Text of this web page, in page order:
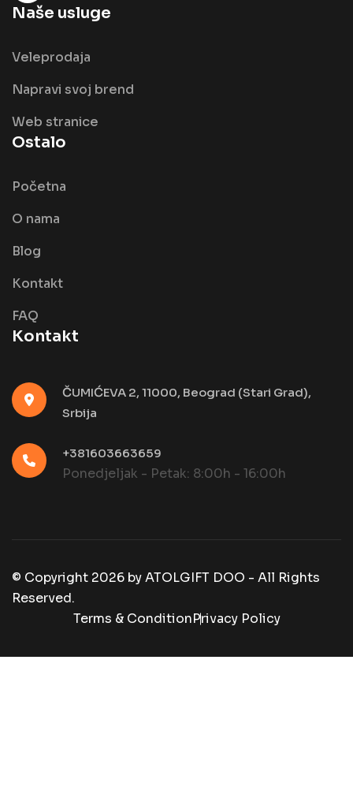
Naše usluge
Veleprodaja
Napravi svoj brend
Web stranice
Ostalo
Početna
O nama
Blog
Kontakt
FAQ
Kontakt
ČUMIĆEVA 2, 11000, Beograd (Stari Grad),
Srbija
+381603663659
Ponedjeljak - Petak: 8:00h - 16:00h
© Copyright 2026 byATOLGIFT DOO - All Rights
Reserved.
Terms & ConditionPrivacy Policy